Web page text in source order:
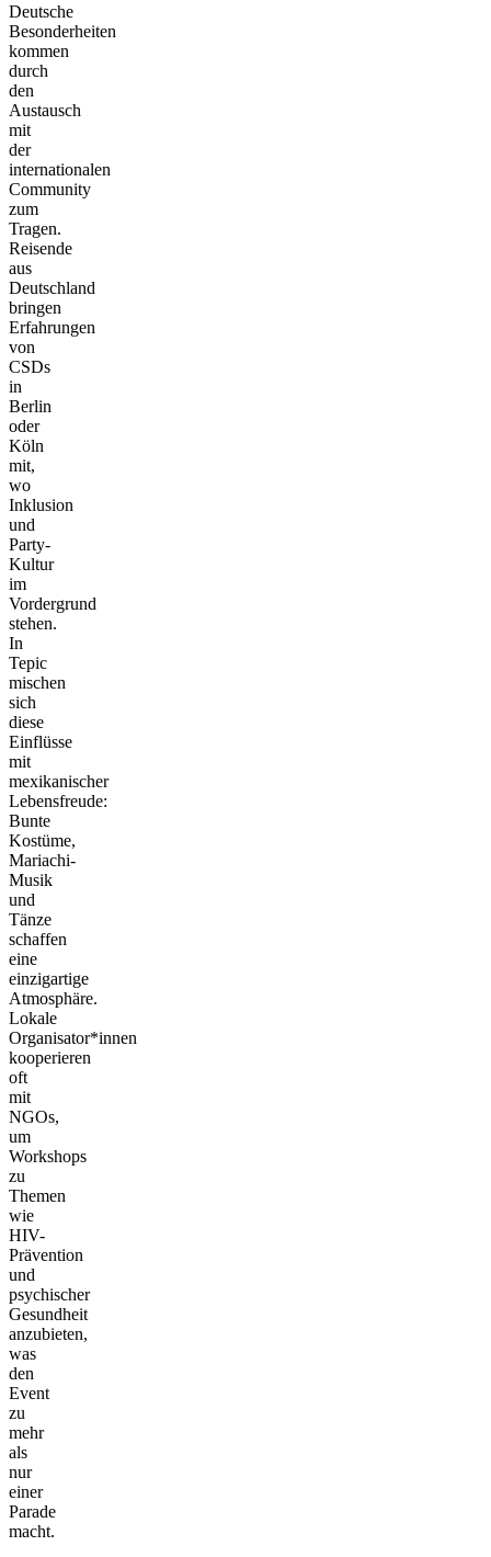
Deutsche
Besonderheiten
kommen
durch
den
Austausch
mit
der
internationalen
Community
zum
Tragen.
Reisende
aus
Deutschland
bringen
Erfahrungen
von
CSDs
in
Berlin
oder
Köln
mit,
wo
Inklusion
und
Party-
Kultur
im
Vordergrund
stehen.
In
Tepic
mischen
sich
diese
Einflüsse
mit
mexikanischer
Lebensfreude:
Bunte
Kostüme,
Mariachi-
Musik
und
Tänze
schaffen
eine
einzigartige
Atmosphäre.
Lokale
Organisator*innen
kooperieren
oft
mit
NGOs,
um
Workshops
zu
Themen
wie
HIV-
Prävention
und
psychischer
Gesundheit
anzubieten,
was
den
Event
zu
mehr
als
nur
einer
Parade
macht.